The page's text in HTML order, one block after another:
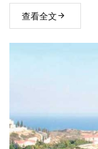
位。查看全文